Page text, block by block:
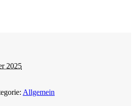
2025
Allgemein